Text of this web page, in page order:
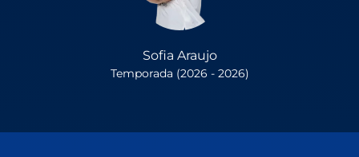
Sofia Araujo
Temporada (2026 - 2026)